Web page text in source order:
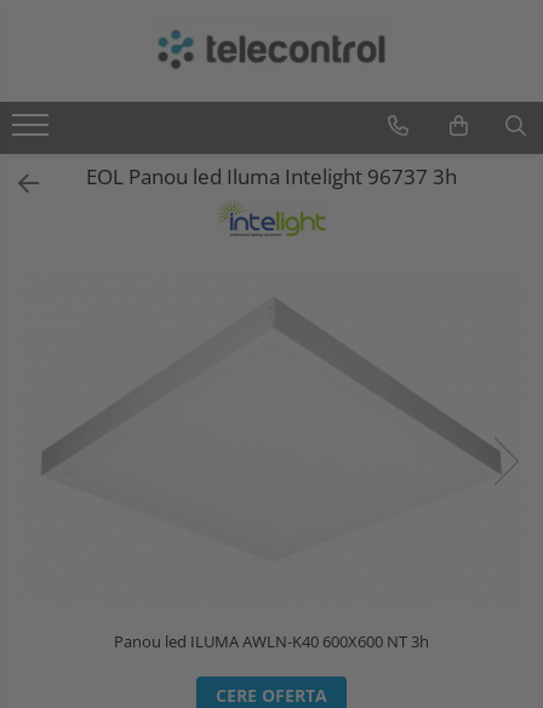
Teleco Automation
Artsound
EOL Panou led Iluma Intelight 96737 3h
Panou led ILUMA AWLN-K40 600X600 NT 3h
CERE OFERTA